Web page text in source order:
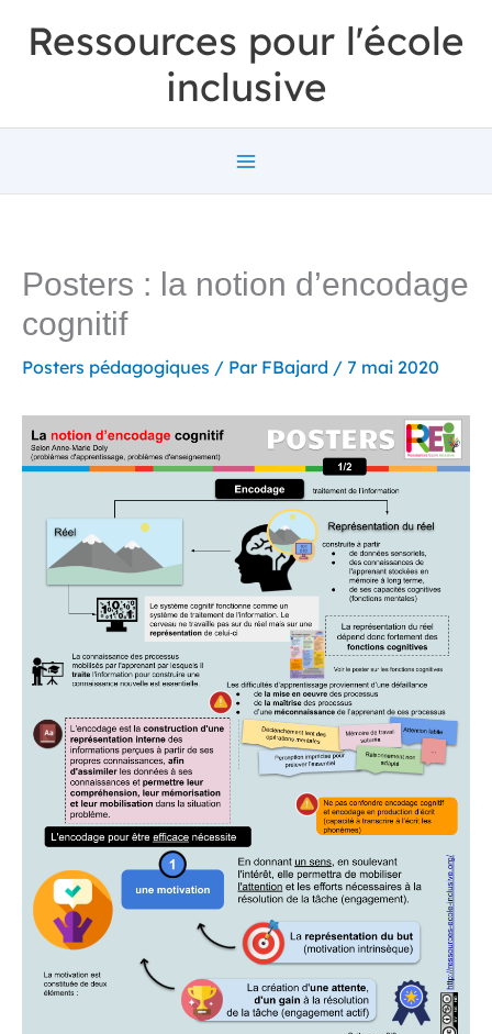
Ressources pour l'école
inclusive
Posters : la notion d’encodage
cognitif
Posters pédagogiques / Par FBajard / 7 mai 2020